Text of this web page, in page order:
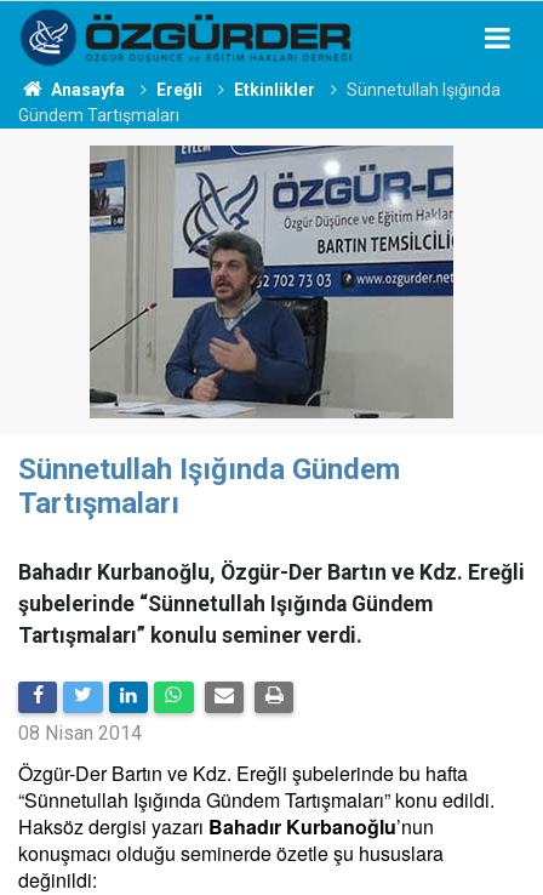
Anasayfa Ereğli Etkinlikler
Sünnetullah Işığında
Gündem Tartışmaları
Sünnetullah Işığında Gündem
Tartışmaları
Bahadır Kurbanoğlu, Özgür-Der Bartın ve Kdz. Ereğli
şubelerinde “Sünnetullah Işığında Gündem
Tartışmaları” konulu seminer verdi.
08 Nisan 2014
Özgür-Der Bartın ve Kdz. Ereğli şubelerinde bu hafta
“Sünnetullah Işığında Gündem Tartışmaları” konu edildi.
Haksöz dergisi yazarı Bahadır Kurbanoğlu’nun
konuşmacı olduğu seminerde özetle şu hususlara
değinildi: